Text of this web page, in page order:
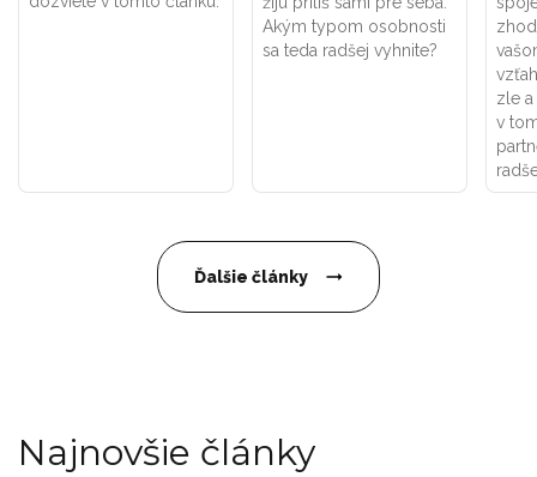
Akým typom osobnosti
sa teda radšej vyhnite?
zle
v
Ďalšie články
Najnovšie články